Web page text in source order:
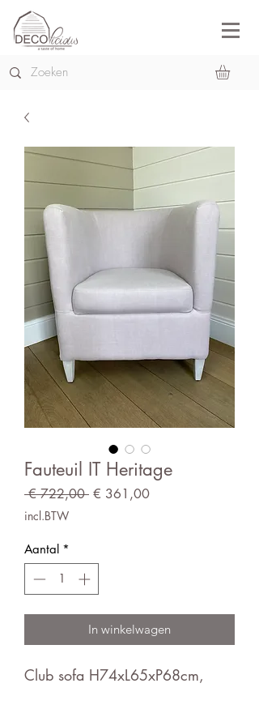
Fauteuil IT Heritage
€ 722,00 Normale
€ 361,00Verkoopprijs
incl.BTW
Aantal *
In winkelwagen
Club sofa H74xL65xP68cm,